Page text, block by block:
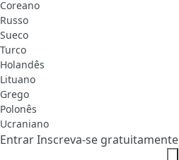
Coreano
Russo
Sueco
Turco
Holandês
Lituano
Grego
Polonês
Ucraniano
EntrarInscreva-se gratuitamente